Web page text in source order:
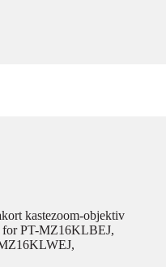
kastezoom-objektiv
for PT-MZ16KLBEJ,